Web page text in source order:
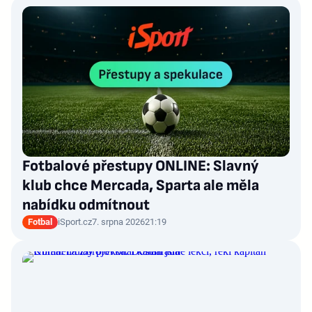
Fotbalové přestupy ONLINE: Slavný
klub chce Mercada, Sparta ale měla
nabídku odmítnout
Fotbal iSport.cz7. srpna 202621:19